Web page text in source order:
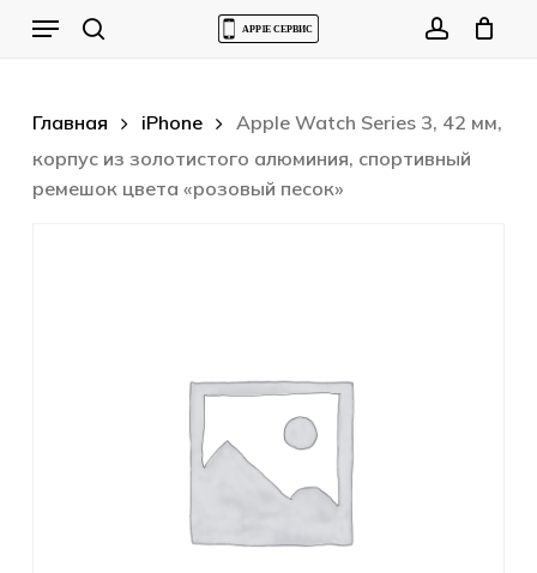
Menu
Главная iPhone
Apple Watch Series 3, 42 мм,
корпус из золотистого алюминия, спортивный
ремешок цвета «розовый песок»